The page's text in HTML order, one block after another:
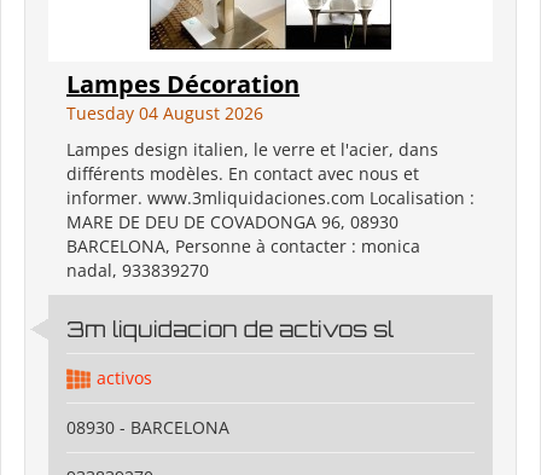
Lampes Décoration
Tuesday 04 August 2026
Lampes design italien, le verre et l'acier, dans
différents modèles. En contact avec nous et
informer. www.3mliquidaciones.com Localisation :
MARE DE DEU DE COVADONGA 96, 08930
BARCELONA, Personne à contacter : monica
nadal, 933839270
3m liquidacion de activos sl
activos
08930 - BARCELONA